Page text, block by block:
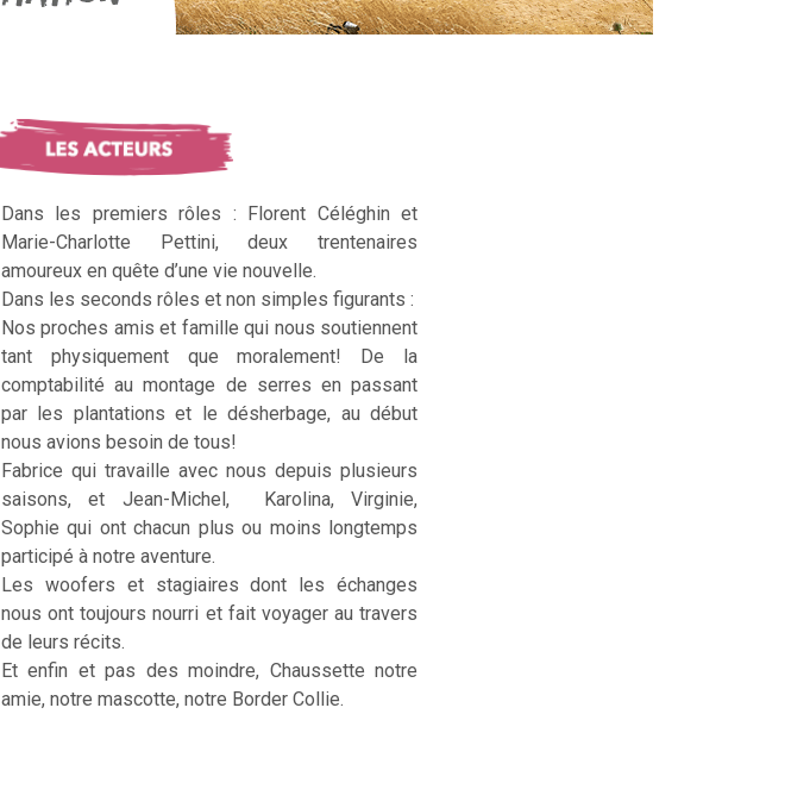
Dans les premiers rôles : Florent Céléghin et
Marie-Charlotte Pettini, deux trentenaires
amoureux en quête d’une vie nouvelle.
Dans les seconds rôles et non simples figurants :
Nos proches amis et famille qui nous soutiennent
tant physiquement que moralement! De la
comptabilité au montage de serres en passant
par les plantations et le désherbage, au début
nous avions besoin de tous!
Fabrice qui travaille avec nous depuis plusieurs
saisons, et Jean-Michel, Karolina, Virginie,
Sophie qui ont chacun plus ou moins longtemps
participé à notre aventure.
Les woofers et stagiaires dont les échanges
nous ont toujours nourri et fait voyager au travers
de leurs récits.
Et enfin et pas des moindre, Chaussette notre
amie, notre mascotte, notre Border Collie.